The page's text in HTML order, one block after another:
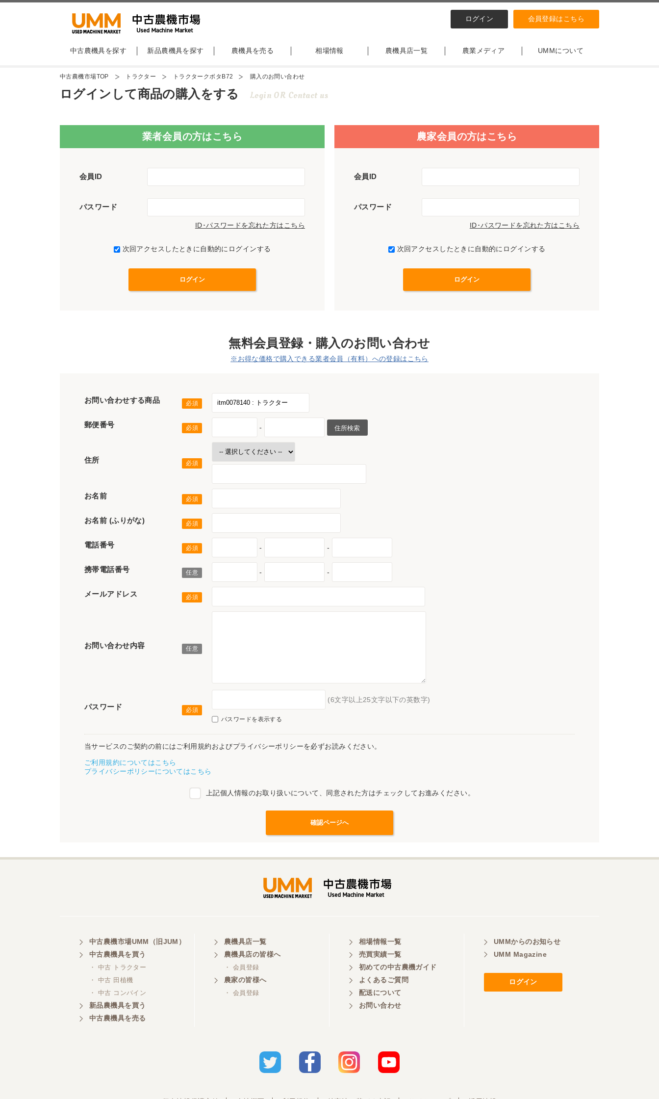
ログイン 会員登録はこちら
中古農機具を探す 新品農機具を探す 農機具を売る 相場情報 農機具店一覧 農業メディア UMMについて
中古農機市場TOP トラクター トラクタークボタB72 購入のお問い合わせ
ログインして商品の購入をする Login OR Contact us
業者会員の方はこちら
会員ID
パスワード
ID･パスワードを忘れた方はこちら
次回アクセスしたときに自動的にログインする
農家会員の方はこちら
会員ID
パスワード
ID･パスワードを忘れた方はこちら
次回アクセスしたときに自動的にログインする
無料会員登録・購入のお問い合わせ
※お得な価格で購入できる業者会員（有料）への登録はこちら
お問い合わせする商品
郵便番号 - 住所検索
住所
お名前
お名前 (ふりがな)
電話番号 - -
携帯電話番号 - -
メールアドレス
お問い合わせ内容
パスワード
(6文字以上25文字以下の英数字)
パスワードを表示する
当サービスのご契約の前にはご利用規約およびプライバシーポリシーを必ずお読みください。
ご利用規約についてはこちら
プライバシーポリシーについてはこちら
上記個人情報のお取り扱いについて、同意された方はチェックしてお進みください。
中古農機市場UMM（旧JUM）
中古農機具を買う
・ 中古 トラクター
・ 中古 田植機
・ 中古 コンバイン
新品農機具を買う
中古農機具を売る
農機具店一覧
農機具店の皆様へ
・ 会員登録
農家の皆様へ
・ 会員登録
相場情報一覧
売買実績一覧
初めての中古農機ガイド
よくあるご質問
配送について
お問い合わせ
UMMからのお知らせ
UMM Magazine
ログイン